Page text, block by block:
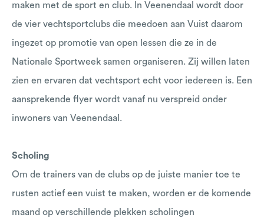
maken met de sport en club. In Veenendaal wordt door
de vier vechtsportclubs die meedoen aan Vuist daarom
ingezet op promotie van open lessen die ze in de
Nationale Sportweek samen organiseren. Zij willen laten
zien en ervaren dat vechtsport echt voor iedereen is. Een
aansprekende flyer wordt vanaf nu verspreid onder
inwoners van Veenendaal.
Scholing
Om de trainers van de clubs op de juiste manier toe te
rusten actief een vuist te maken, worden er de komende
maand op verschillende plekken scholingen